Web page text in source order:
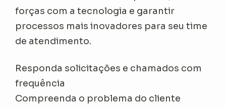
forças com a tecnologia e garantir
processos mais inovadores para seu time
de atendimento.
Responda solicitações e chamados com
frequência
Compreenda o problema do cliente